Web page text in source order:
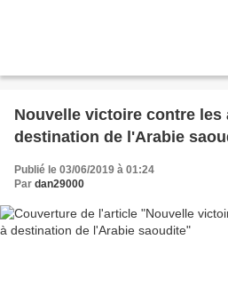
Nouvelle victoire contre les
destination de l'Arabie
Publié le 03/06/2019 à 01:24
Par dan29000